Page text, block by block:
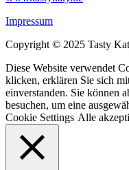
Impressum
Copyright © 2025 Tasty
Diese Website verwendet
klicken, erklären Sie sich
einverstanden. Sie können
besuchen, um eine
Cookie Settings Alle